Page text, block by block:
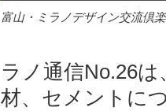
富山・ミラノデザイン交流倶
ラノ通信No.26
材、セメントに